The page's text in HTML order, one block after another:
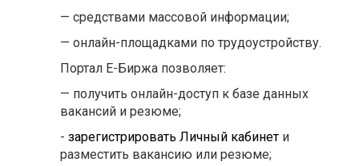
— средствами массовой информации;
— онлайн-площадками по трудоустройству.
Портал Е-Биржа позволяет:
— получить онлайн-доступ к базе данных
вакансий и резюме;
- зарегистрировать Личный кабинет и
разместить вакансию или резюме;